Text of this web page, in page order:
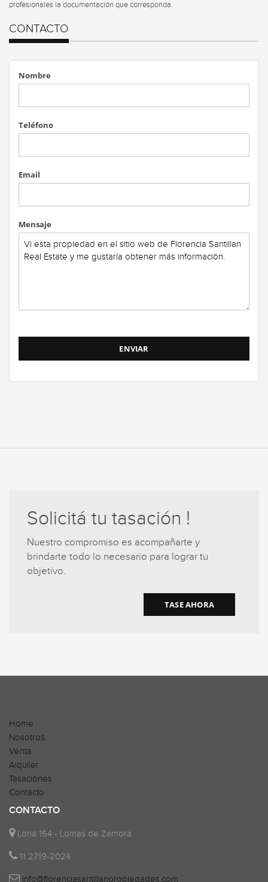
profesionales la documentación que corresponda.
CONTACTO
Nombre
Teléfono
Email
Mensaje
Solicitá tu tasación !
Nuestro compromiso es acompañarte y
brindarte todo lo necesario para lograr tu
objetivo.
TASE AHORA
Home
Nosotros
Venta
Alquiler
Tasaciones
Contacto
CONTACTO
Loria 164 - Lomas de Zamora
11 2719-2024
info@florenciasantillanpropiedades.com